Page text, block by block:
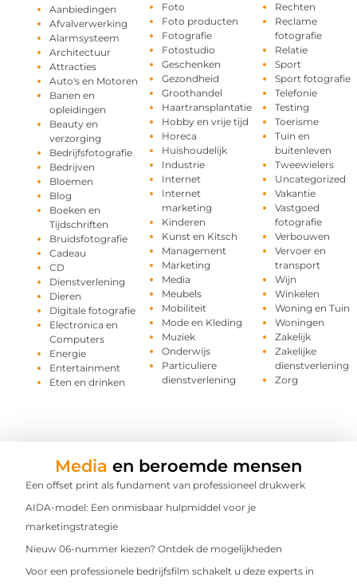
Aanbiedingen
Afvalverwerking
Alarmsysteem
Architectuur
Attracties
Auto's en Motoren
Banen en
opleidingen
Beauty en
verzorging
Bedrijfsfotografie
Bedrijven
Bloemen
Blog
Boeken en
Tijdschriften
Bruidsfotografie
Cadeau
CD
Dienstverlening
Dieren
Digitale fotografie
Electronica en
Computers
Energie
Entertainment
Eten en drinken
Foto
Foto producten
Fotografie
Fotostudio
Geschenken
Gezondheid
Groothandel
Haartransplantatie
Hobby en vrije tijd
Horeca
Huishoudelijk
Industrie
Internet
Internet
marketing
Kinderen
Kunst en Kitsch
Management
Marketing
Media
Meubels
Mobiliteit
Mode en Kleding
Muziek
Onderwijs
Particuliere
dienstverlening
Rechten
Reclame
fotografie
Relatie
Sport
Sport fotografie
Telefonie
Testing
Toerisme
Tuin en
buitenleven
Tweewielers
Uncategorized
Vakantie
Vastgoed
fotografie
Verbouwen
Vervoer en
transport
Wijn
Winkelen
Woning en Tuin
Woningen
Zakelijk
Zakelijke
dienstverlening
Zorg
Media en beroemde mensen
Een offset print als fundament van professioneel drukwerk
AIDA-model: Een onmisbaar hulpmiddel voor je
marketingstrategie
Nieuw 06-nummer kiezen? Ontdek de mogelijkheden
Voor een professionele bedrijfsfilm schakelt u deze experts in